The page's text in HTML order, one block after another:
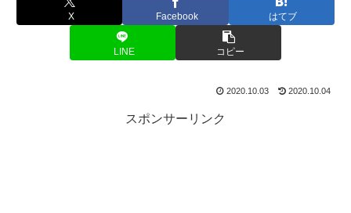
X Facebook はてブ
LINE コピー
2020.10.03 2020.10.04
スポンサーリンク